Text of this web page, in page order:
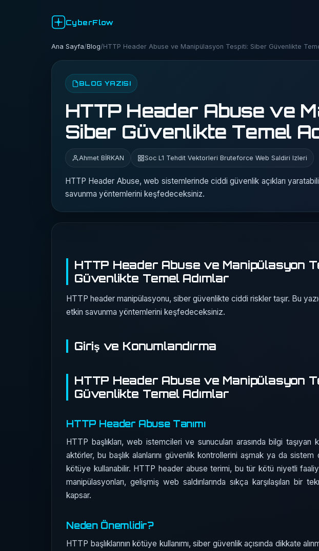
CyberFlow
Ana Sayfa/Blog/HTTP Header Abuse ve Manipülasyon Tespiti: Siber Güvenlikte
BLOG YAZISI
HTTP Header Abuse ve
Siber Güvenlikte Temel
Ahmet BİRKAN Soc L1 Tehdit Vektorleri Bruteforce Web Saldiri Izleri
HTTP Header Abuse, web sistemlerinde ciddi güvenlik açıkları
savunma yöntemlerini keşfedeceksiniz.
HTTP Header Abuse ve Manipülasyon
Güvenlikte Temel Adımlar
HTTP header manipülasyonu, siber güvenlikte ciddi riskler taşır. Bu
etkin savunma yöntemlerini keşfedeceksiniz.
Giriş ve Konumlandırma
HTTP Header Abuse ve Manipülasyon
Güvenlikte Temel Adımlar
HTTP Header Abuse Tanımı
HTTP başlıkları, web istemcileri ve sunucuları arasında bilgi
aktörler, bu başlık alanlarını güvenlik kontrollerini aşmak ya da sistem
kötüye kullanabilir. HTTP header abuse terimi, bu tür kötü niyetli
manipülasyonları, gelişmiş web saldırılarında sıkça karşılaşılan bir
kapsar.
Neden Önemlidir?
HTTP başlıklarının kötüye kullanımı, siber güvenlik açısında dikkate